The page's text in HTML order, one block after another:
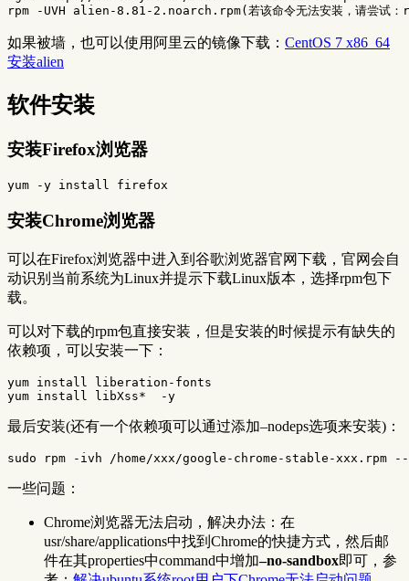
如果被墙，也可以使用阿里云的镜像下载： CentOS 7 x86_64
安装alien
软件安装
安装Firefox浏览器
安装Chrome浏览器
可以在Firefox浏览器中进入到谷歌浏览器官网下载，官网会自
动识别当前系统为Linux并提示下载Linux版本，选择rpm包下
载。
可以对下载的rpm包直接安装，但是安装的时候提示有缺失的
依赖项，可以安装一下：
yum install liberation-fonts
最后安装(还有一个依赖项可以通过添加–nodeps选项来安装)：
一些问题：
Chrome浏览器无法启动，解决办法：在
usr/share/applications中找到Chrome的快捷方式，然后邮
件在其properties中command中增加–no-sandbox即可，参